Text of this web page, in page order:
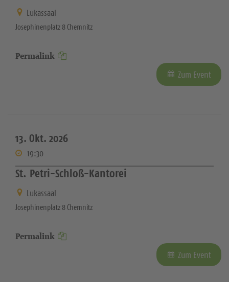
Lukassaal
Josephinenplatz 8 Chemnitz
Permalink
Zum Event
13. Okt. 2026
19:30
St. Petri-Schloß-Kantorei
Lukassaal
Josephinenplatz 8 Chemnitz
Permalink
Zum Event